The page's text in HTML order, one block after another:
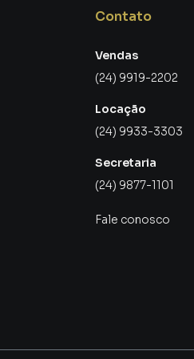
treinados e uma central de
Contato
Vendas
(24) 9919-2202
Locação
(24) 9933-3303
Secretaria
(24) 9877-1101
Fale conosco